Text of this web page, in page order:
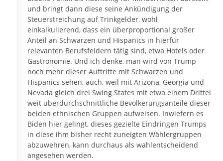
und bringt dann diese seine Ankündigung der
Steuerstreichung auf Trinkgelder, wohl
einkalkulierend, dass ein überproportional großer
Anteil an Schwarzen und Hispanics in hierfür
relevanten Berufsfeldern tätig sind, etwa Hotels oder
Gastronomie. Und ich denke, man wird von Trump
noch mehr dieser Auftritte mit Schwarzen und
Hispanics sehen, auch, weil mit Arizona, Georgia und
Nevada gleich drei Swing States mit etwa einem Drittel
weit überdurchschnittliche Bevölkerungsanteile dieser
beiden ethnischen Gruppen aufweisen. Inwiefern es
Biden hier gelingt, dieses gezielte Eindringen Trumps
in diese ihm bisher recht zuneigten Wählergruppen
abzuwehren, kann durchaus als wahlentscheidend
angesehen werden.